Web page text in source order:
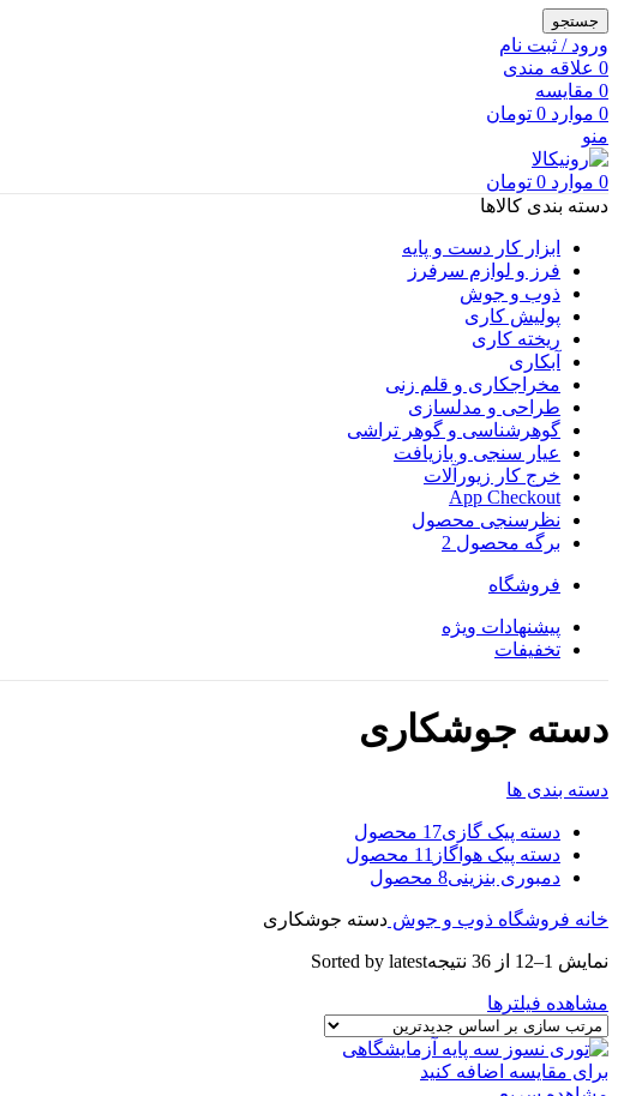
جستجو
ورود / ثبت نام
0 علاقه مندی
0 مقایسه
0 موارد 0 تومان
منو
0 موارد 0 تومان
دسته بندی کالاها
ابزار کار دست و پایه
فرز و لوازم سرفرز
ذوب و جوش
پولیش کاری
ریخته کاری
آبکاری
مخراجکاری و قلم زنی
طراحی و مدلسازی
گوهرشناسی و گوهر تراشی
عیار سنجی و بازیافت
خرج کار زیورآلات
App Checkout
نظرسنجی محصول
برگه محصول 2
فروشگاه
پیشنهادات ویژه
تخفیفات
دسته جوشکاری
دسته بندی ها
دسته پیک گازی17 محصول
دسته پیک هواگاز 11 محصول
دمبوری بنزینی8 محصول
خانه فروشگاه ذوب و جوش دسته جوشکاری
نمایش 1–12 از 36 نتیجه Sorted by latest
مشاهده فیلترها
برای مقایسه اضافه کنید